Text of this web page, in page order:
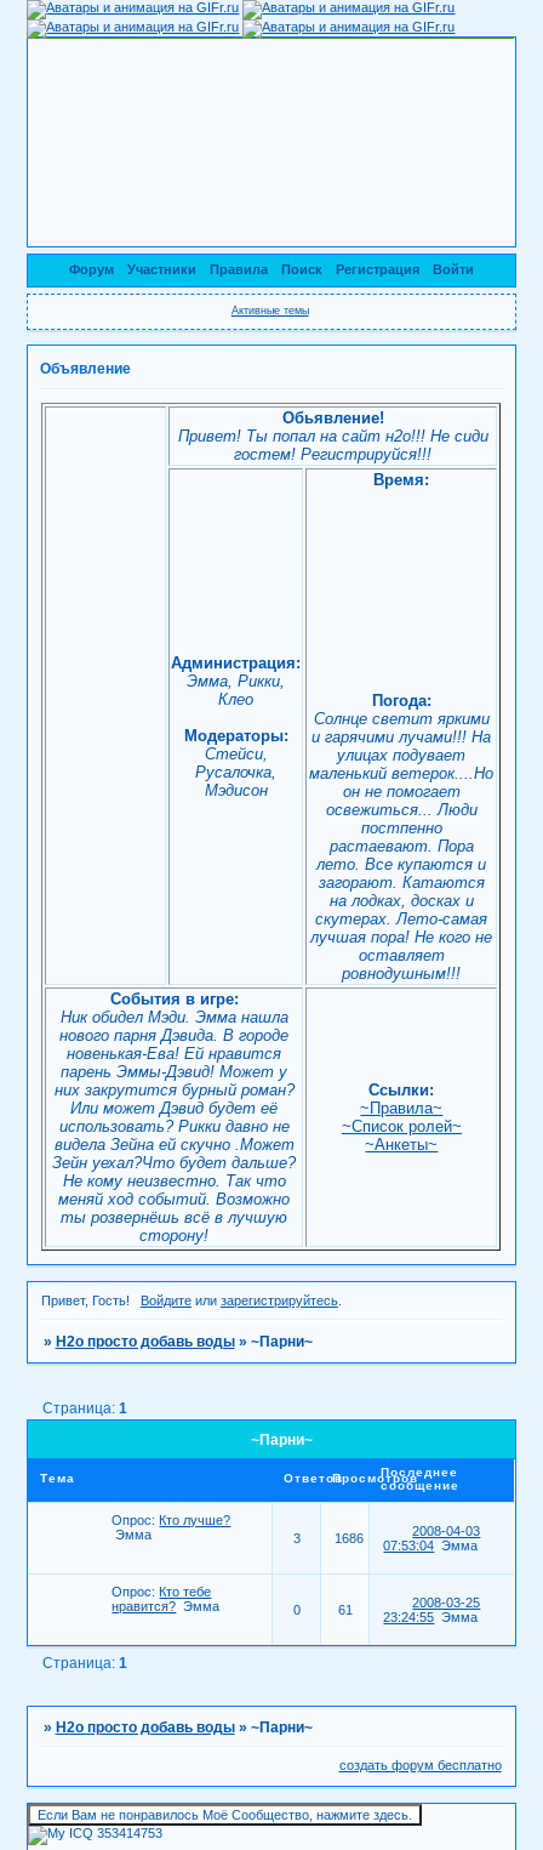
Форум Участники Правила Поиск Регистрация Войти
Активные темы
Объявление
Обьявление!
Привет! Ты попал на сайт н2о!!! Не сиди
гостем! Регистрируйся!!!
Администрация:
Эмма, Рикки,
Клео
Модераторы:
Стейси,
Русалочка,
Мэдисон
Время:
Погода:
Солнце светит яркими
и гарячими лучами!!! На
улицах подувает
маленький ветерок....Но
он не помогает
освежиться... Люди
постпенно
растаевают. Пора
лето. Все купаются и
загорают. Катаются
на лодках, досках и
скутерах. Лето-самая
лучшая пора! Не кого не
оставляет
ровнодушным!!!
События в игре:
Ник обидел Мэди. Эмма нашла
нового парня Дэвида. В городе
новенькая-Ева! Ей нравится
парень Эммы-Дэвид! Может у
них закрутится бурный роман?
Или может Дэвид будет её
использовать? Рикки давно не
видела Зейна ей скучно .Может
Зейн уехал?Что будет дальше?
Не кому неизвестно. Так что
меняй ход событий. Возможно
ты розвернёшь всё в лучшую
сторону!
Ссылки:
~Правила~
~Список ролей~
~Анкеты~
Привет, Гость! Войдитеили зарегистрируйтесь.
» H2о просто добавь воды » ~Парни~
~Парни~
Страница: 1
Тема ОтветовПросмотровПоследнее
сообщение
Опрос: Кто лучше?
Эмма
3 1686
2008-04-03
07:53:04 Эмма
Опрос: Кто тебе
нравится? Эмма 0 61
2008-03-25
23:24:55 Эмма
Страница: 1
» H2о просто добавь воды » ~Парни~
создать форум бесплатно